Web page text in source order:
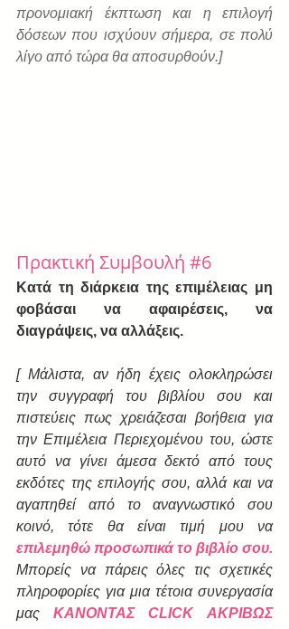
προνομιακή έκπτωση και η επιλογή
δόσεων που ισχύουν σήμερα, σε πολύ
λίγο από τώρα θα αποσυρθούν.]
Πρακτική Συμβουλή #6
Κατά τη διάρκεια της επιμέλειας μη
φοβάσαι να αφαιρέσεις, να
διαγράψεις, να αλλάξεις.
[ Μάλιστα, αν ήδη έχεις ολοκληρώσει
την συγγραφή του βιβλίου σου και
πιστεύεις πως χρειάζεσαι βοήθεια για
την Επιμέλεια Περιεχομένου του, ώστε
αυτό να γίνει άμεσα δεκτό από τους
εκδότες της επιλογής σου, αλλά και να
αγαπηθεί από το αναγνωστικό σου
κοινό, τότε θα είναι τιμή μου να
επιλεμηθώ προσωπικά το βιβλίο σου.
Μπορείς να πάρεις όλες τις σχετικές
πληροφορίες για μια τέτοια συνεργασία
μας ΚΑΝΟΝΤΑΣ CLICK ΑΚΡΙΒΩΣ